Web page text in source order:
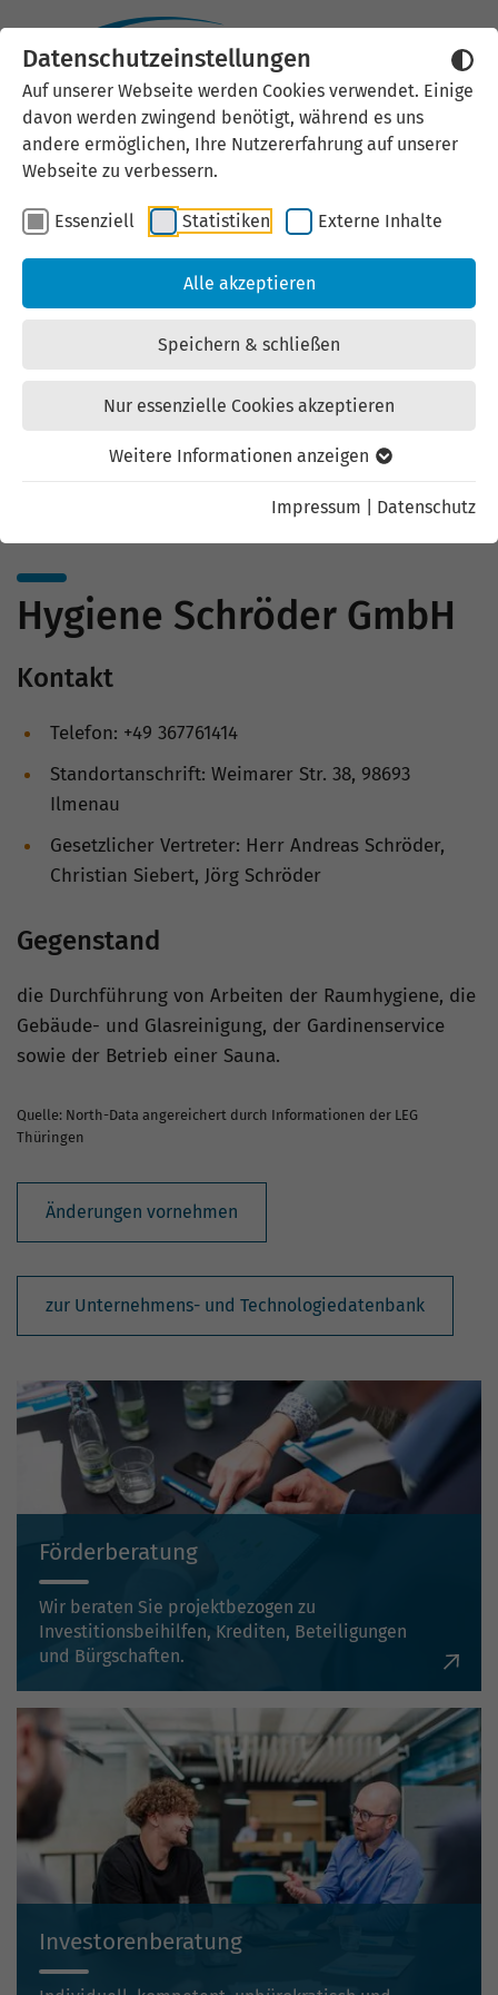
Datenschutzeinstellungen
Auf unserer Webseite werden Cookies verwendet. Einige
davon werden zwingend benötigt, während es uns
andere ermöglichen, Ihre Nutzererfahrung auf unserer
Webseite zu verbessern.
Essenziell Statistiken Externe Inhalte
Alle akzeptieren
Speichern & schließen
Nur essenzielle Cookies akzeptieren
Weitere Informationen anzeigen
Impressum Datenschutz
Externen Inhalt laden
Wir verwenden auf unserer
Website externe Inhalte, um Ihnen
zusätzliche Informationen
anzubieten. Einige externe Inhalte
(z.B. Google Maps, Youtube)
können persönliche Daten (z.B. IP-
Mit der Bestätigung erklären Sie
Hygiene Schröder GmbH
Kontakt
Telefon: +49 367761414
Standortanschrift: Weimarer Str. 38, 98693
Ilmenau
Gesetzlicher Vertreter: Herr Andreas Schröder,
Christian Siebert, Jörg Schröder
Gegenstand
die Durchführung von Arbeiten der Raumhygiene, die
Gebäude- und Glasreinigung, der Gardinenservice
sowie der Betrieb einer Sauna.
Quelle: North-Data angereichert durch Informationen der LEG
Thüringen
Änderungen vornehmen
zur Unternehmens- und Technologiedatenbank
Förderberatung
Wir beraten Sie projektbezogen zu
Investitionsbeihilfen, Krediten, Beteiligungen
und Bürgschaften.
Investorenberatung